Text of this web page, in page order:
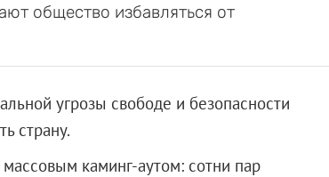
общество избавляться от
угрозы свободе и безопасности
страну.
каминг-аутом: сотни пар